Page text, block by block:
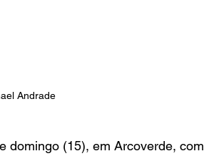
Andrade
domingo (15), em Arcoverde, com